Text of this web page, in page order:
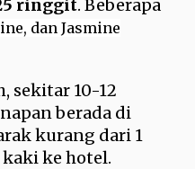
ringgit. Beberapa
dan Jasmine
sekitar 10-12
berada di
kurang dari 1
ke hotel.